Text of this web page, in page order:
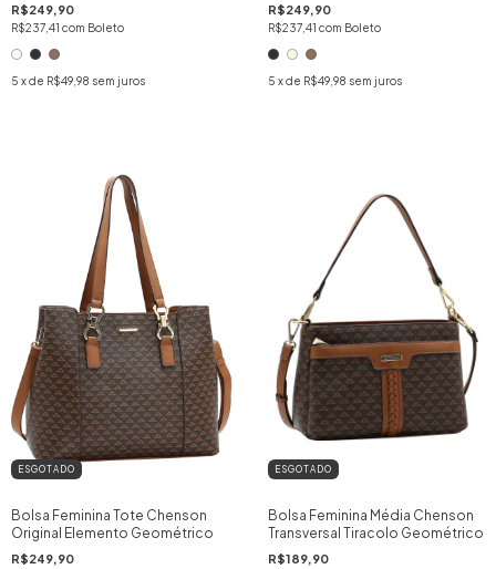
R$249,90
R$237,41 com Boleto
5 x de R$49,98 sem juros
R$249,90
R$237,41 com Boleto
5 x de R$49,98 sem juros
ESGOTADO
Bolsa Feminina Tote Chenson
Original Elemento Geométrico
R$249,90
ESGOTADO
Bolsa Feminina Média Chenson
Transversal Tiracolo Geométrico
R$189,90